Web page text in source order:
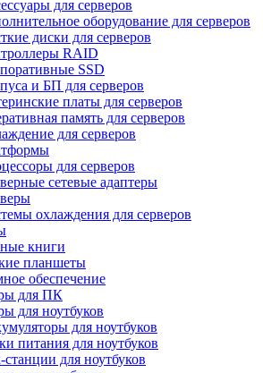
для серверов
оборудование для серверов
диски для серверов
RAID
SSD
и БП для серверов
платы для серверов
память для серверов
для серверов
для серверов
сетевые адаптеры
охлаждения для серверов
книги
планшеты
обеспечение
для ПК
для ноутбуков
для ноутбуков
питания для ноутбуков
станции для ноутбуков